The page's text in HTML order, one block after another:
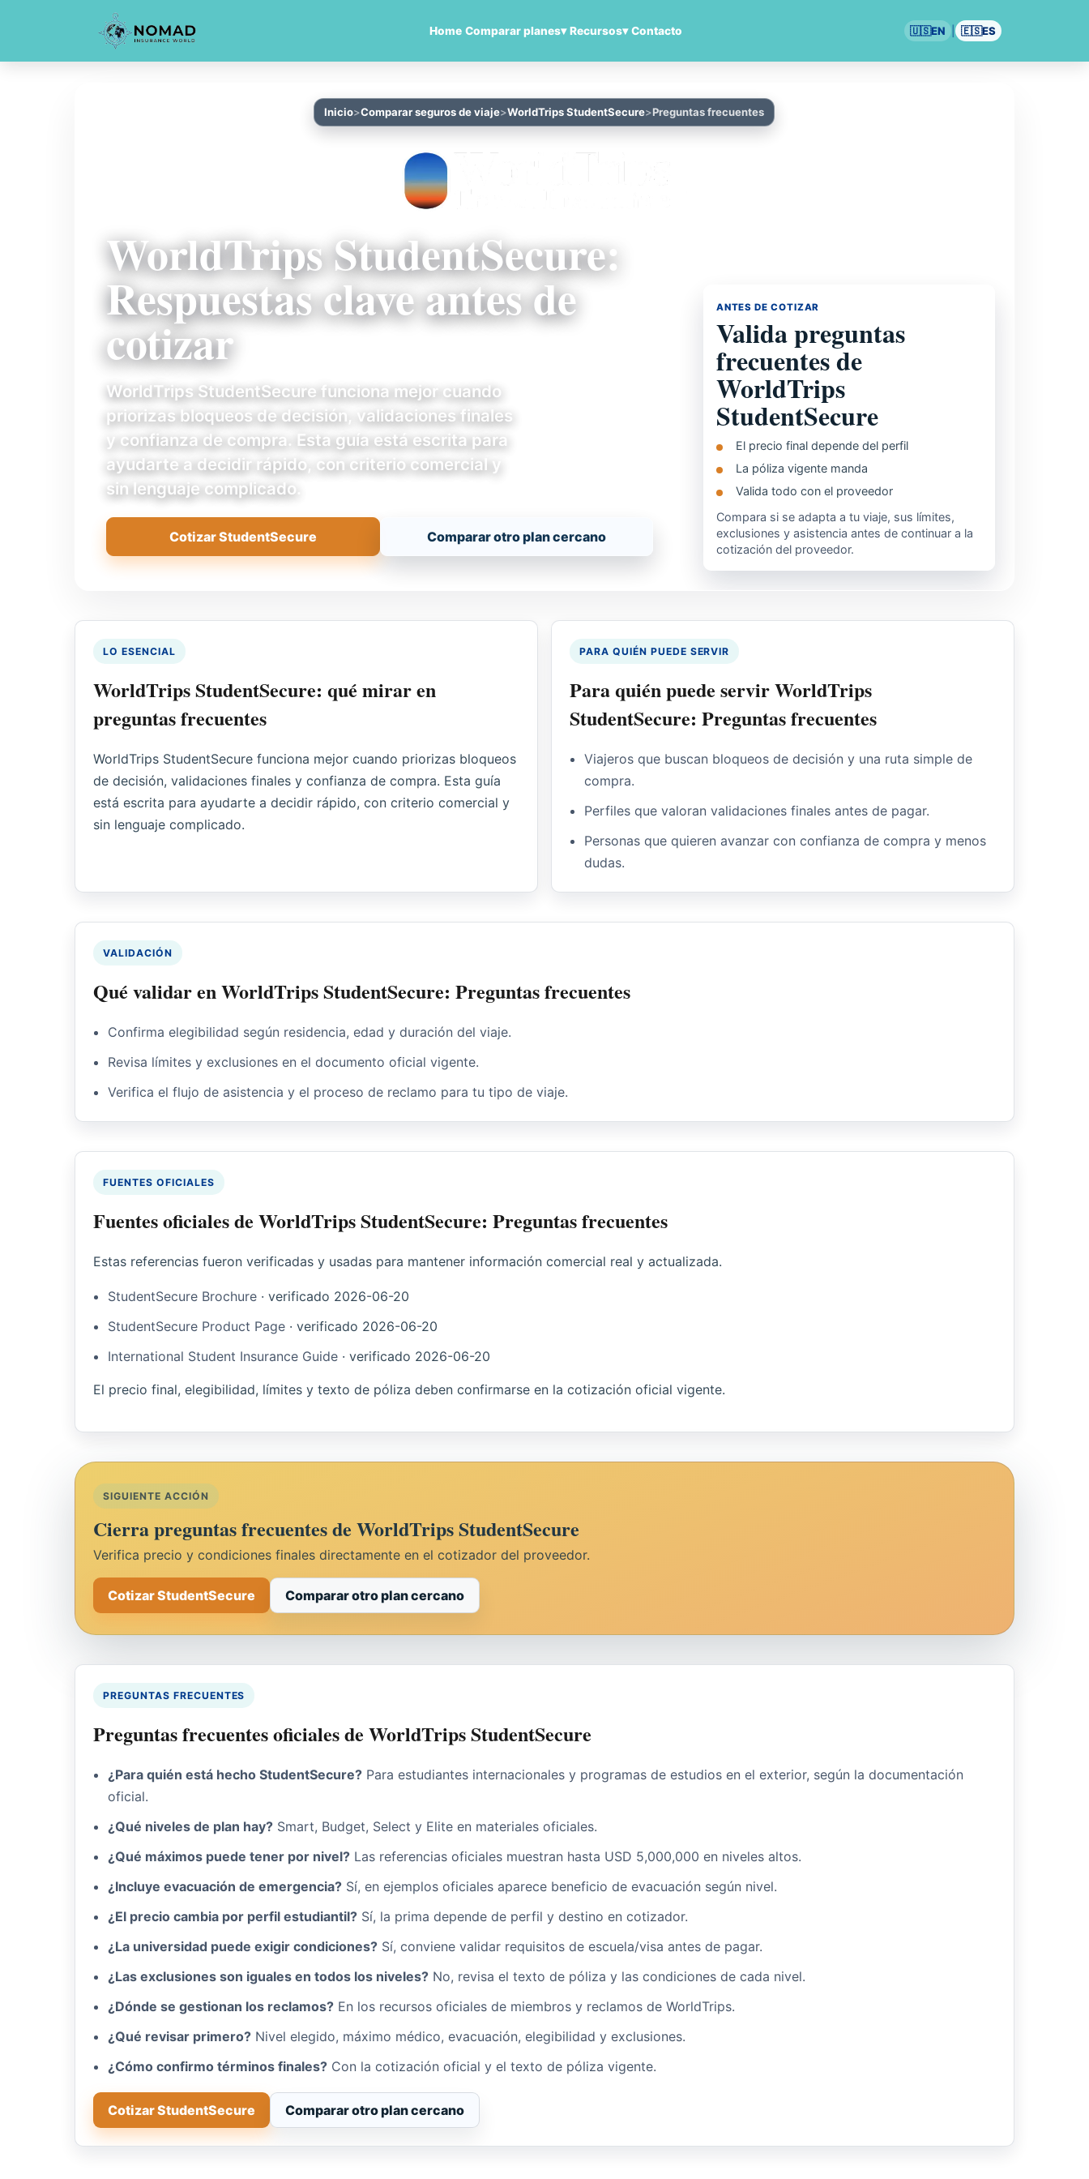
Home Comparar planes▾ Recursos▾ Contacto 🇺🇸EN 🇪🇸ES
Inicio Comparar seguros de viaje WorldTrips StudentSecure Preguntas frecuentes
WorldTrips StudentSecure:
Respuestas clave antes de
cotizar
WorldTrips StudentSecure funciona mejor cuando
priorizas bloqueos de decisión, validaciones finales
y confianza de compra. Esta guía está escrita para
ayudarte a decidir rápido, con criterio comercial y
sin lenguaje complicado.
Cotizar StudentSecure Comparar otro plan cercano
ANTES DE COTIZAR
Valida preguntas
frecuentes de
WorldTrips
StudentSecure
El precio final depende del perfil
La póliza vigente manda
Valida todo con el proveedor
Compara si se adapta a tu viaje, sus límites,
exclusiones y asistencia antes de continuar a la
cotización del proveedor.
LO ESENCIAL
WorldTrips StudentSecure: qué mirar en
preguntas frecuentes
WorldTrips StudentSecure funciona mejor cuando priorizas bloqueos
de decisión, validaciones finales y confianza de compra. Esta guía
está escrita para ayudarte a decidir rápido, con criterio comercial y
sin lenguaje complicado.
PARA QUIÉN PUEDE SERVIR
Para quién puede servir WorldTrips
StudentSecure: Preguntas frecuentes
Viajeros que buscan bloqueos de decisión y una ruta simple de
compra.
Perfiles que valoran validaciones finales antes de pagar.
Personas que quieren avanzar con confianza de compra y menos
dudas.
VALIDACIÓN
Qué validar en WorldTrips StudentSecure: Preguntas frecuentes
Confirma elegibilidad según residencia, edad y duración del viaje.
Revisa límites y exclusiones en el documento oficial vigente.
Verifica el flujo de asistencia y el proceso de reclamo para tu tipo de viaje.
FUENTES OFICIALES
Fuentes oficiales de WorldTrips StudentSecure: Preguntas frecuentes
Estas referencias fueron verificadas y usadas para mantener información comercial real y actualizada.
StudentSecure Brochure · verificado 2026-06-20
StudentSecure Product Page · verificado 2026-06-20
International Student Insurance Guide · verificado 2026-06-20
El precio final, elegibilidad, límites y texto de póliza deben confirmarse en la cotización oficial vigente.
SIGUIENTE ACCIÓN
Cierra preguntas frecuentes de WorldTrips StudentSecure
Verifica precio y condiciones finales directamente en el cotizador del proveedor.
Cotizar StudentSecure Comparar otro plan cercano
PREGUNTAS FRECUENTES
Preguntas frecuentes oficiales de WorldTrips StudentSecure
¿Para quién está hecho StudentSecure? Para estudiantes internacionales y programas de estudios en el exterior, según la documentación
oficial.
¿Qué niveles de plan hay? Smart, Budget, Select y Elite en materiales oficiales.
¿Qué máximos puede tener por nivel? Las referencias oficiales muestran hasta USD 5,000,000 en niveles altos.
¿Incluye evacuación de emergencia? Sí, en ejemplos oficiales aparece beneficio de evacuación según nivel.
¿El precio cambia por perfil estudiantil? Sí, la prima depende de perfil y destino en cotizador.
¿La universidad puede exigir condiciones? Sí, conviene validar requisitos de escuela/visa antes de pagar.
¿Las exclusiones son iguales en todos los niveles? No, revisa el texto de póliza y las condiciones de cada nivel.
¿Dónde se gestionan los reclamos? En los recursos oficiales de miembros y reclamos de WorldTrips.
¿Qué revisar primero? Nivel elegido, máximo médico, evacuación, elegibilidad y exclusiones.
¿Cómo confirmo términos finales? Con la cotización oficial y el texto de póliza vigente.
Cotizar StudentSecure Comparar otro plan cercano